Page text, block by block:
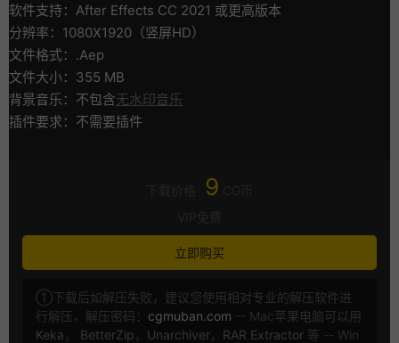
软件支持：After Effects CC 2021 或更高版本
分辨率：1080X1920（竖屏HD）
文件格式：.Aep
文件大小：355 MB
背景音乐：不包含无水印音乐
插件要求：不需要插件
9
立即购买
①下载后如解压失败，建议您使用相对专业的解压软件进
行解压，解压密码： cgmuban.com -- Mac苹果电脑可以用
Keka ， BetterZip ， Unarchiver， RAR Extractor 等 -- Win